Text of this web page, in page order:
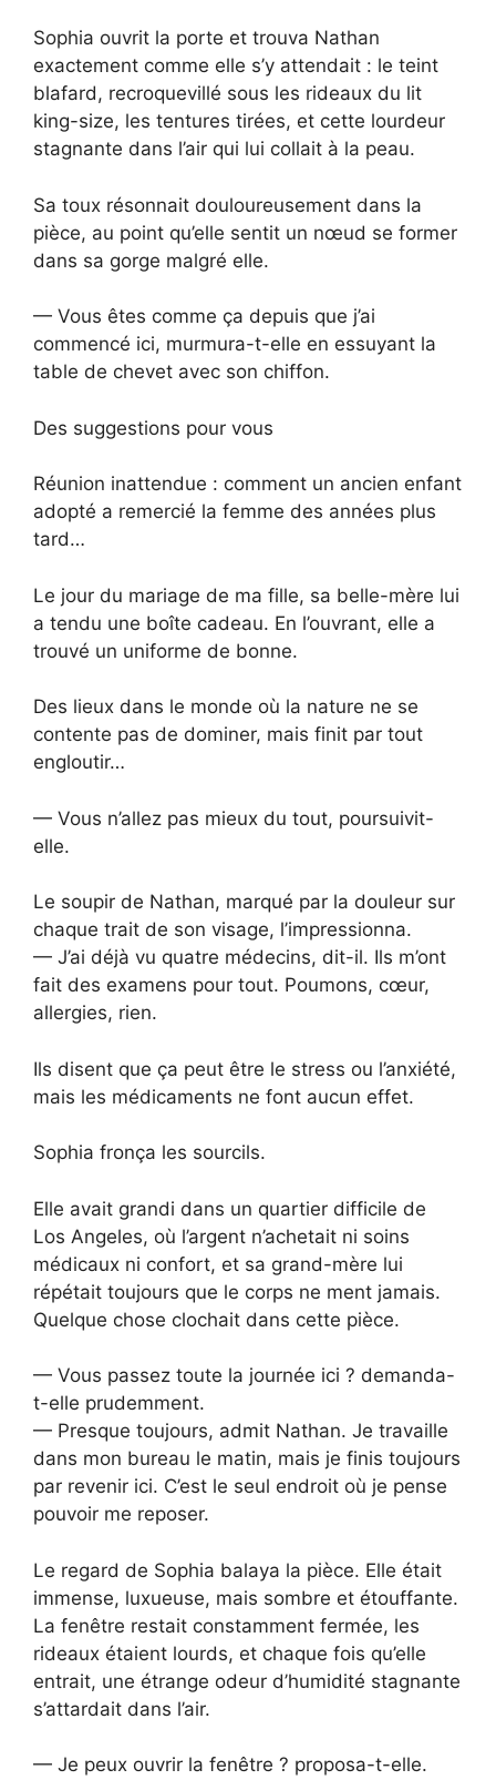
Sophia ouvrit la porte et trouva Nathan
exactement comme elle s’y attendait : le teint
blafard, recroquevillé sous les rideaux du lit
king-size, les tentures tirées, et cette lourdeur
stagnante dans l’air qui lui collait à la peau.
Sa toux résonnait douloureusement dans la
pièce, au point qu’elle sentit un nœud se former
dans sa gorge malgré elle.
— Vous êtes comme ça depuis que j’ai
commencé ici, murmura-t-elle en essuyant la
table de chevet avec son chiffon.
Des suggestions pour vous
Réunion inattendue : comment un ancien enfant
adopté a remercié la femme des années plus
tard…
Le jour du mariage de ma fille, sa belle-mère lui
a tendu une boîte cadeau. En l’ouvrant, elle a
trouvé un uniforme de bonne.
Des lieux dans le monde où la nature ne se
contente pas de dominer, mais finit par tout
engloutir…
— Vous n’allez pas mieux du tout, poursuivit-
elle.
Le soupir de Nathan, marqué par la douleur sur
chaque trait de son visage, l’impressionna.
— J’ai déjà vu quatre médecins, dit-il. Ils m’ont
fait des examens pour tout. Poumons, cœur,
allergies, rien.
Ils disent que ça peut être le stress ou l’anxiété,
mais les médicaments ne font aucun effet.
Sophia fronça les sourcils.
Elle avait grandi dans un quartier difficile de
Los Angeles, où l’argent n’achetait ni soins
médicaux ni confort, et sa grand-mère lui
répétait toujours que le corps ne ment jamais.
Quelque chose clochait dans cette pièce.
— Vous passez toute la journée ici ? demanda-
t-elle prudemment.
— Presque toujours, admit Nathan. Je travaille
dans mon bureau le matin, mais je finis toujours
par revenir ici. C’est le seul endroit où je pense
pouvoir me reposer.
Le regard de Sophia balaya la pièce. Elle était
immense, luxueuse, mais sombre et étouffante.
La fenêtre restait constamment fermée, les
rideaux étaient lourds, et chaque fois qu’elle
entrait, une étrange odeur d’humidité stagnante
s’attardait dans l’air.
— Je peux ouvrir la fenêtre ? proposa-t-elle.